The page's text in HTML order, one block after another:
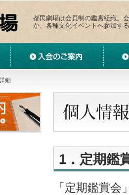
都民劇場は会員制の鑑賞組織。
か、各種文化イベントへ参加す
細
1．定期鑑
「定期鑑賞